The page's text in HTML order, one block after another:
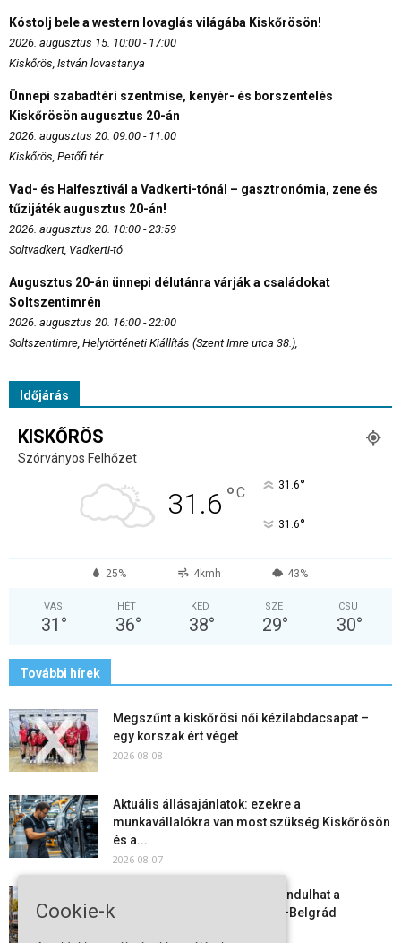
Kóstolj bele a western lovaglás világába Kiskőrösön!
2026. augusztus 15. 10:00 - 17:00
Kiskőrös, István lovastanya
Ünnepi szabadtéri szentmise, kenyér- és borszentelés
Kiskőrösön augusztus 20-án
2026. augusztus 20. 09:00 - 11:00
Kiskőrös, Petőfi tér
Vad- és Halfesztivál a Vadkerti-tónál – gasztronómia, zene és
tűzijáték augusztus 20-án!
2026. augusztus 20. 10:00 - 23:59
Soltvadkert, Vadkerti-tó
Augusztus 20-án ünnepi délutánra várják a családokat
Soltszentimrén
2026. augusztus 20. 16:00 - 22:00
Soltszentimre, Helytörténeti Kiállítás (Szent Imre utca 38.),
Időjárás
KISKŐRÖS
Szórványos Felhőzet
31.6 °C 31.6°
31.6°
25% 4kmh 43%
VAS
31 °
HÉT
36°
KED
38°
SZE
29°
CSÜ
30°
További hírek
Megszűnt a kiskőrösi női kézilabdacsapat –
egy korszak ért véget
2026-08-08
Aktuális állásajánlatok: ezekre a
munkavállalókra van most szükség Kiskőrösön
és a...
2026-08-07
Vitézy Dávid: már ősszel újraindulhat a
személyszállítás a Budapest–Belgrád
Cookie-k